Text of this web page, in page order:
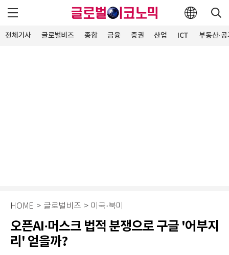
전체기사 글로벌비즈 종합 금융 증권 산업 ICT 부동산·
HOME > 글로벌비즈 > 미국·북미
오픈AI·머스크 법적 분쟁으로 구글 '어부지
리' 얻을까?